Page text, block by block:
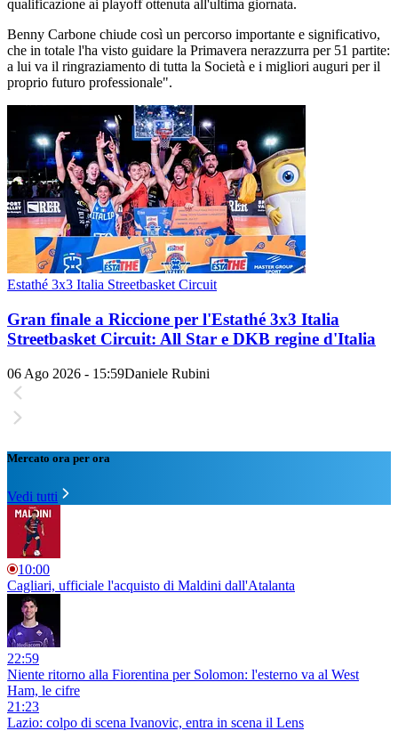
qualificazione ai playoff ottenuta all'ultima giornata.
Benny Carbone chiude così un percorso importante e significativo,
che in totale l'ha visto guidare la Primavera nerazzurra per 51 partite:
a lui va il ringraziamento di tutta la Società e i migliori auguri per il
proprio futuro professionale".
Estathé 3x3 Italia Streetbasket Circuit
Gran finale a Riccione per l'Estathé 3x3 Italia
Streetbasket Circuit: All Star e DKB regine d'Italia
06 Ago 2026 - 15:59Daniele Rubini
Mercato ora per ora
Vedi tutti
10:00
Cagliari, ufficiale l'acquisto di Maldini dall'Atalanta
22:59
Niente ritorno alla Fiorentina per Solomon: l'esterno va al West
Ham, le cifre
21:23
Lazio: colpo di scena Ivanovic, entra in scena il Lens